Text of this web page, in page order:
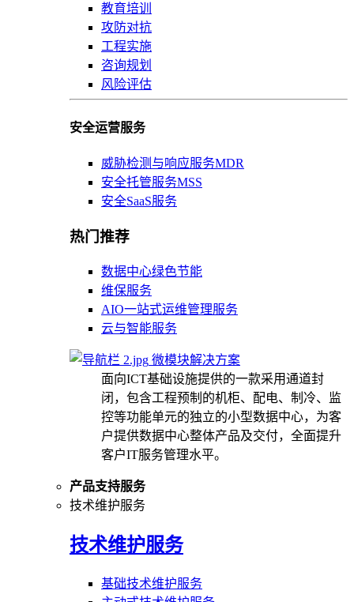
教育培训
攻防对抗
工程实施
咨询规划
风险评估
安全运营服务
威胁检测与响应服务MDR
安全托管服务MSS
安全SaaS服务
热门推荐
数据中心绿色节能
维保服务
AIO一站式运维管理服务
云与智能服务
微模块解决方案
面向ICT基础设施提供的一款采用通道封
闭，包含工程预制的机柜、配电、制冷、监
控等功能单元的独立的小型数据中心，为客
户提供数据中心整体产品及交付，全面提升
客户IT服务管理水平。
产品支持服务
技术维护服务
技术维护服务
基础技术维护服务